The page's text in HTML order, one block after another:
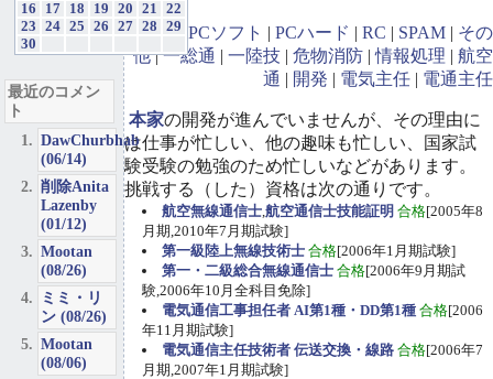
GBA| PCソフト | PCハード | RC | SPAM | その
他|一総通 | 一陸技 | 危物消防 |情報処理 | 航空
通 | 開発 | 電気主任 | 電通主任
本家の開発が進んでいませんが、その理由に
は仕事が忙しい、他の趣味も忙しい、国家試
験受験の勉強のため忙しいなどがあります。
挑戦する（した）資格は次の通りです。
航空無線通信士,航空通信士技能証明 合格[2005年8
月期,2010年7月期試験]
第一級陸上無線技術士 合格[2006年1月期試験]
第一・二級総合無線通信士 合格[2006年9月期試
験,2006年10月全科目免除]
電気通信工事担任者 AI第1種・DD第1種 合格[2006
年11月期試験]
電気通信主任技術者 伝送交換・線路 合格[2006年7
月期,2007年1月期試験]
16
17 18 19 20 21
22
23
24 25 26 27 28
29
30
最近のコメン
ト
DawChurbhab
(06/14)
削除Anita
Lazenby
(01/12)
Mootan
(08/26)
ミミ・リ
ン (08/26)
Mootan
(08/06)